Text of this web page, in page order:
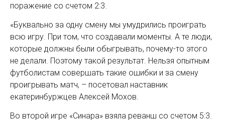
поражение со счетом 2:3.
«Буквально за одну смену мы умудрились проиграть
всю игру. При том, что создавали моменты. А те люди,
которые должны были обыгрывать, почему-то этого
не делали. Поэтому такой результат. Нельзя опытным
футболистам совершать такие ошибки и за смену
проигрывать матч, – посетовал наставник
екатеринбуржцев Алексей Мохов.
Во второй игре «Синара» взяла реванш со счетом 5:3.